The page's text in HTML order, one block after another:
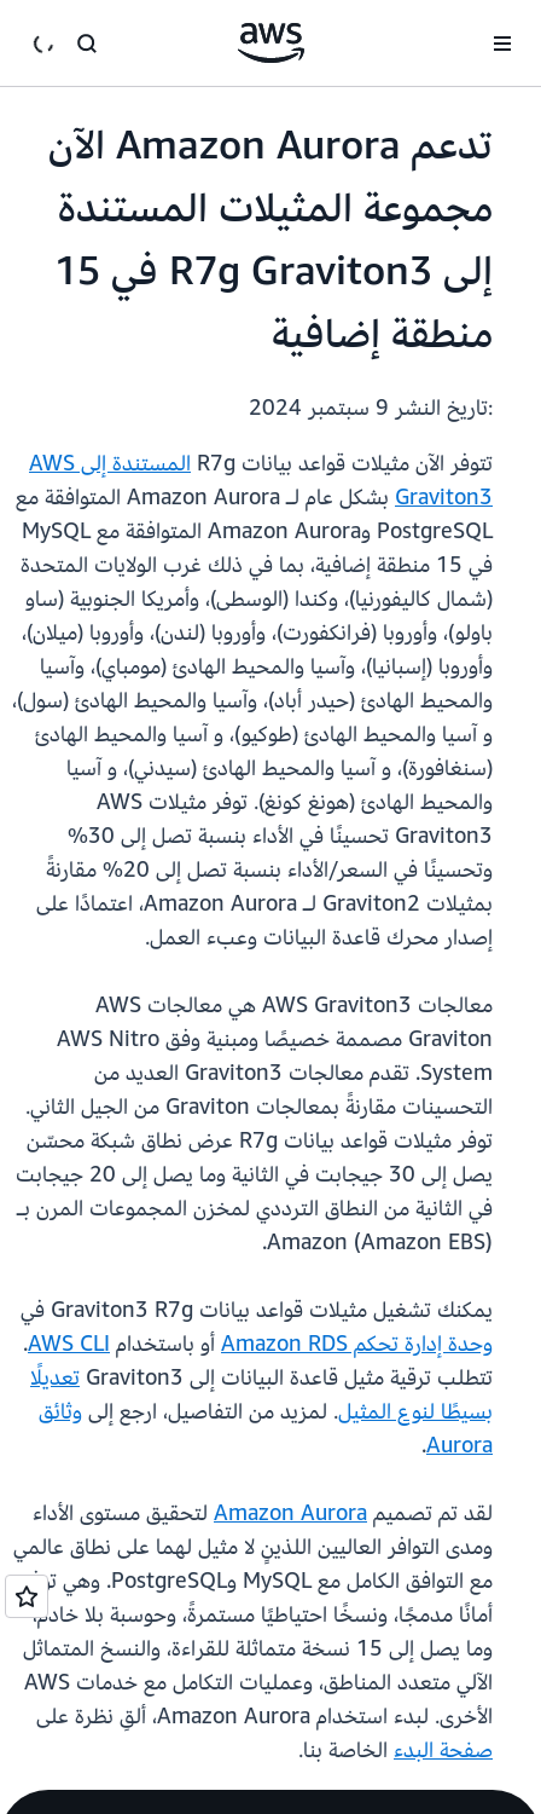
تدعم Amazon Aurora الآن
مجموعة المثيلات المستندة
إلى R7g Graviton3 في 15
منطقة إضافية
:تاريخ النشر
تتوفر الآن مثيلات قواعد بيانات R7g
المستندة إلى AWS
Graviton3
بشكل عام لـ Amazon Aurora المتوافقة مع
PostgreSQL وAmazon Aurora المتوافقة مع MySQL
في 15 منطقة إضافية، بما في ذلك غرب الولايات المتحدة
(شمال كاليفورنيا)، وكندا (الوسطى)، وأمريكا الجنوبية (ساو
باولو)، وأوروبا (فرانكفورت)، وأوروبا (لندن)، وأوروبا (ميلان)،
وأوروبا (إسبانيا)، وآسيا والمحيط الهادئ (مومباي)، وآسيا
والمحيط الهادئ (حيدر أباد)، وآسيا والمحيط الهادئ (سول)،
و آسيا والمحيط الهادئ (طوكيو)، و آسيا والمحيط الهادئ
(سنغافورة)، و آسيا والمحيط الهادئ (سيدني)، و آسيا
والمحيط الهادئ (هونغ كونغ). توفر مثيلات AWS
Graviton3 تحسينًا في الأداء بنسبة تصل إلى 30%
وتحسينًا في السعر/الأداء بنسبة تصل إلى 20% مقارنةً
بمثيلات Graviton2 لـ Amazon Aurora، اعتمادًا على
إصدار محرك قاعدة البيانات وعبء العمل.
معالجات AWS Graviton3 هي معالجات AWS
Graviton مصممة خصيصًا ومبنية وفق AWS Nitro
System. تقدم معالجات Graviton3 العديد من
التحسينات مقارنةً بمعالجات Graviton من الجيل الثاني.
توفر مثيلات قواعد بيانات R7g عرض نطاق شبكة محسّن
يصل إلى 30 جيجابت في الثانية وما يصل إلى 20 جيجابت
في الثانية من النطاق الترددي لمخزن المجموعات المرن بـ
Amazon (Amazon EBS).
يمكنك تشغيل مثيلات قواعد بيانات Graviton3 R7g في
وحدة إدارة تحكم Amazon RDS
أو باستخدامAWS CLI
.
تتطلب ترقية مثيل قاعدة البيانات إلى Graviton3
تعديلًا
بسيطًا لنوع المثيل. لمزيد من التفاصيل، ارجع إلىوثائق
Aurora
.
لقد تم تصميمAmazon Aurora لتحقيق مستوى الأداء
ومدى التوافر العاليين اللذينٍ لا مثيل لهما على نطاق عالمي
مع التوافق الكامل مع MySQL وPostgreSQL. وهي توفر
أمانًا مدمجًا، ونسخًا احتياطيًا مستمرةً، وحوسبة بلا خادم،
وما يصل إلى 15 نسخة متماثلة للقراءة، والنسخ المتماثل
الآلي متعدد المناطق، وعمليات التكامل مع خدمات AWS
الأخرى. لبدء استخدام Amazon Aurora، ألقِ نظرة على
صفحة البدء الخاصة بنا.